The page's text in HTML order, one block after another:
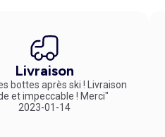
Livraison
bottes après ski ! Livraison
et impeccable ! Merci"
2023-01-14